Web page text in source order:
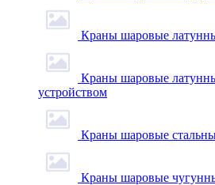
Краны шаровые
Краны шаровые
устройством
Краны шаровые
Краны шаровые